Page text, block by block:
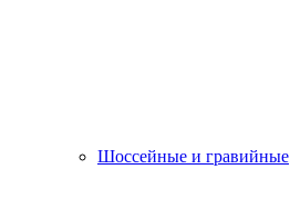
Шоссейные и гравийные